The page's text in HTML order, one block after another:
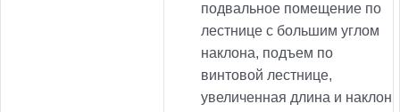
подвальное помещение по
лестнице с большим углом
наклона, подъем по
винтовой лестнице,
увеличенная длина и наклон